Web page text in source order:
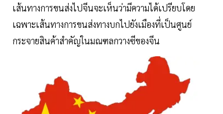
เส้นทางการขนส่งไปจีนจะเห็นว่ามีความได้เปรียบโดย
เฉพาะเส้นทางการขนส่งทางบกไปยังเมืองที่เป็นศูนย์
กระจายสินค้าสำคัญในมณฑลกวางซีของจีน